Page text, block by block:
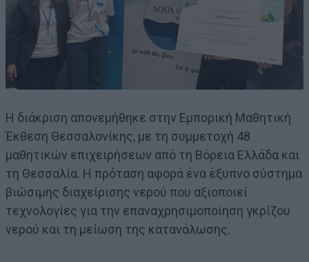
Η διάκριση απονεμήθηκε στην Εμπορική Μαθητική
Έκθεση Θεσσαλονίκης, με τη συμμετοχή 48
μαθητικών επιχειρήσεων από τη Βόρεια Ελλάδα και
τη Θεσσαλία. Η πρόταση αφορά ένα έξυπνο σύστημα
βιώσιμης διαχείρισης νερού που αξιοποιεί
τεχνολογίες για την επαναχρησιμοποίηση γκρίζου
νερού και τη μείωση της κατανάλωσης.